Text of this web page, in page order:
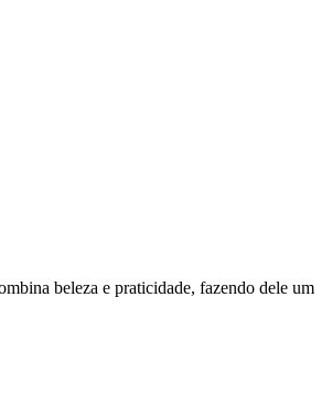
beleza e praticidade, fazendo dele um